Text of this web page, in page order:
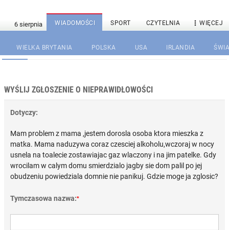
WIADOMOŚCI SPORT CZYTELNIA  WIĘCEJ
WIELKA BRYTANIA POLSKA USA IRLANDIA
WYŚLIJ ZGŁOSZENIE O NIEPRAWIDŁOWOŚCI
Dotyczy:
Mam problem z mama ,jestem dorosla osoba ktora mieszka z
matka. Mama naduzywa coraz czesciej alkoholu,wczoraj w nocy
usnela na toalecie zostawiajac gaz wlaczony i na jim patelke. Gdy
wrocilam w calym domu smierdzialo jagby sie dom palil po jej
obudzeniu powiedziala domnie nie panikuj. Gdzie moge ja zglosic?
Tymczasowa nazwa:*